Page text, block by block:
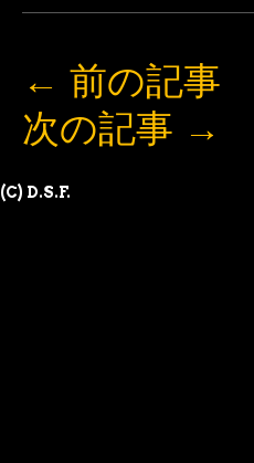
← 前の記事
次の記事 →
(C) D.S.F.